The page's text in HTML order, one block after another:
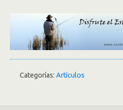
Categorías: Artículos